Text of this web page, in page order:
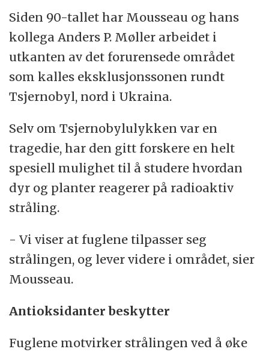
Siden 90-tallet har Mousseau og hans
kollega Anders P. Møller arbeidet i
utkanten av det forurensede området
som kalles eksklusjonssonen rundt
Tsjernobyl, nord i Ukraina.
Selv om Tsjernobylulykken var en
tragedie, har den gitt forskere en helt
spesiell mulighet til å studere hvordan
dyr og planter reagerer på radioaktiv
stråling.
- Vi viser at fuglene tilpasser seg
strålingen, og lever videre i området, sier
Mousseau.
Antioksidanter beskytter
Fuglene motvirker strålingen ved å øke